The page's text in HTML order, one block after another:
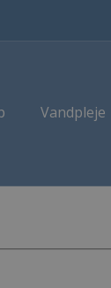
Vandpleje